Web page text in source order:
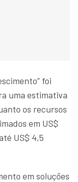
foi
uma estimativa
os recursos
em US$
US$ 4,5
em soluções